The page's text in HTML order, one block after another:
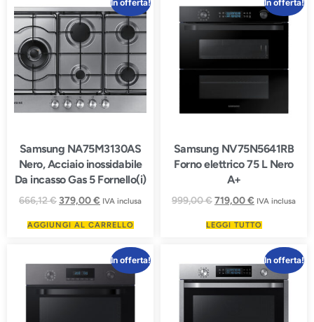
In offerta!
Samsung NA75M3130AS
Nero, Acciaio inossidabile
Da incasso Gas 5 Fornello(i)
666,12€379,00€ IVA inclusa
AGGIUNGI AL CARRELLO
In offerta!
Samsung NV75N5641RB
Forno elettrico 75 L Nero
A+
999,00€719,00€ IVA inclusa
LEGGI TUTTO
In offerta! In offerta!